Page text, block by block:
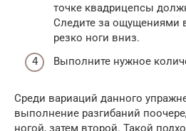
точке квадрицепсы
Следите за ощущениями
резко ноги вниз.
Выполните нужное
Среди вариаций данного
выполнение разгибаний
ногой, затем второй. Такой